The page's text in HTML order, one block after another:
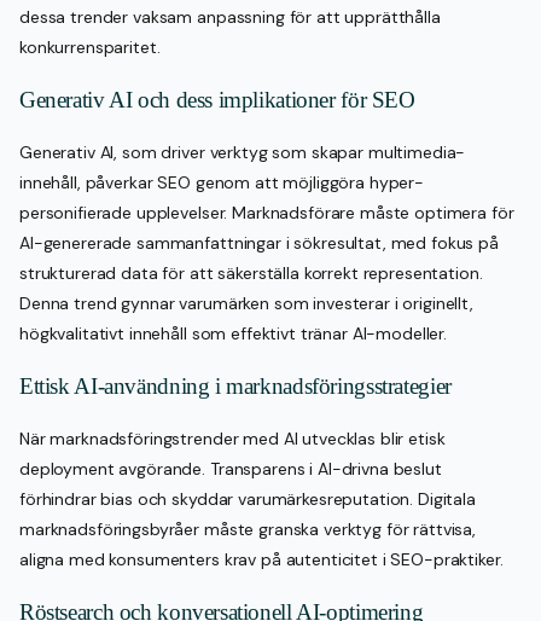
dessa trender vaksam anpassning för att upprätthålla
konkurrensparitet.
Generativ AI och dess implikationer för SEO
Generativ AI, som driver verktyg som skapar multimedia-
innehåll, påverkar SEO genom att möjliggöra hyper-
personifierade upplevelser. Marknadsförare måste optimera för
AI-genererade sammanfattningar i sökresultat, med fokus på
strukturerad data för att säkerställa korrekt representation.
Denna trend gynnar varumärken som investerar i originellt,
högkvalitativt innehåll som effektivt tränar AI-modeller.
Ettisk AI-användning i marknadsföringsstrategier
När marknadsföringstrender med AI utvecklas blir etisk
deployment avgörande. Transparens i AI-drivna beslut
förhindrar bias och skyddar varumärkesreputation. Digitala
marknadsföringsbyråer måste granska verktyg för rättvisa,
aligna med konsumenters krav på autenticitet i SEO-praktiker.
Röstsearch och konversationell AI-optimering